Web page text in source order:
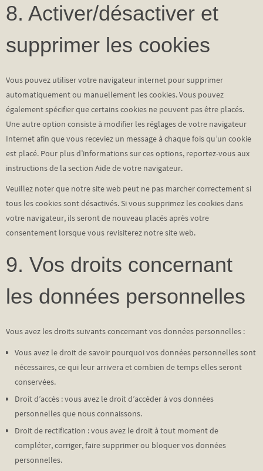
8. Activer/désactiver et
supprimer les cookies
Vous pouvez utiliser votre navigateur internet pour supprimer
automatiquement ou manuellement les cookies. Vous pouvez
également spécifier que certains cookies ne peuvent pas être placés.
Une autre option consiste à modifier les réglages de votre navigateur
Internet afin que vous receviez un message à chaque fois qu’un cookie
est placé. Pour plus d’informations sur ces options, reportez-vous aux
instructions de la section Aide de votre navigateur.
Veuillez noter que notre site web peut ne pas marcher correctement si
tous les cookies sont désactivés. Si vous supprimez les cookies dans
votre navigateur, ils seront de nouveau placés après votre
consentement lorsque vous revisiterez notre site web.
9. Vos droits concernant
les données personnelles
Vous avez les droits suivants concernant vos données personnelles :
Vous avez le droit de savoir pourquoi vos données personnelles sont
nécessaires, ce qui leur arrivera et combien de temps elles seront
conservées.
Droit d’accès : vous avez le droit d’accéder à vos données
personnelles que nous connaissons.
Droit de rectification : vous avez le droit à tout moment de
compléter, corriger, faire supprimer ou bloquer vos données
personnelles.